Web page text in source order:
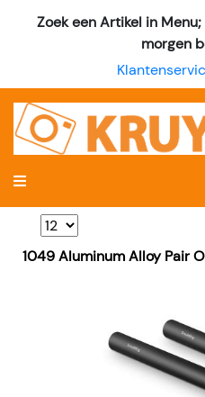
Zoek een Artikel in
morgen
1049 Aluminum Alloy Pair